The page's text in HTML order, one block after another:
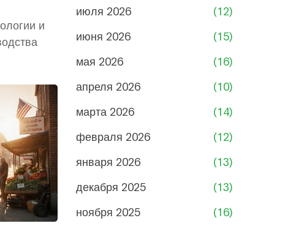
и
июля 2026
(12)
июня 2026
(15)
мая 2026
(16)
апреля 2026
(10)
марта 2026
(14)
февраля 2026
(12)
января 2026
(13)
декабря 2025
(13)
ноября 2025
(16)